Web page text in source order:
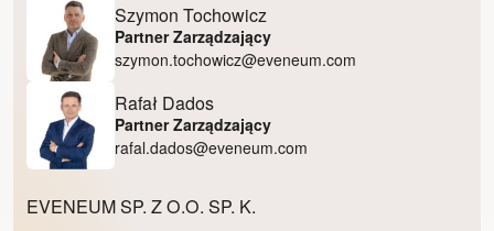
Szymon Tochowicz
Partner Zarządzający
szymon.tochowicz@eveneum.com
Rafał Dados
Partner Zarządzający
rafal.dados@eveneum.com
EVENEUM SP. Z O.O. SP. K.